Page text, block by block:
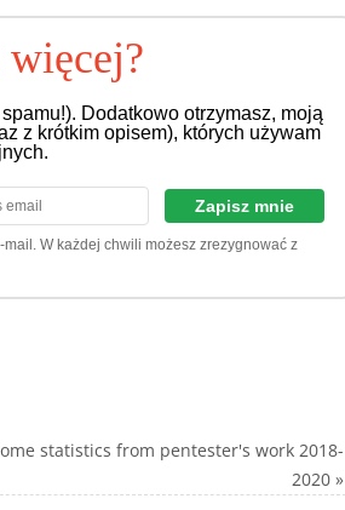
więcej?
Dodatkowo otrzymasz, moją
z krótkim opisem), których używam
W każdej chwili możesz zrezygnować z
statistics from pentester's work 2018-
2020 »